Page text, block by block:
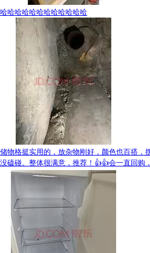
哈哈哈哈哈哈哈哈哈哈哈哈
储物格挺实用的，放杂物刚好，颜色也百搭，
没磕碰。整体很满意，推荐！👍👍会一直回购